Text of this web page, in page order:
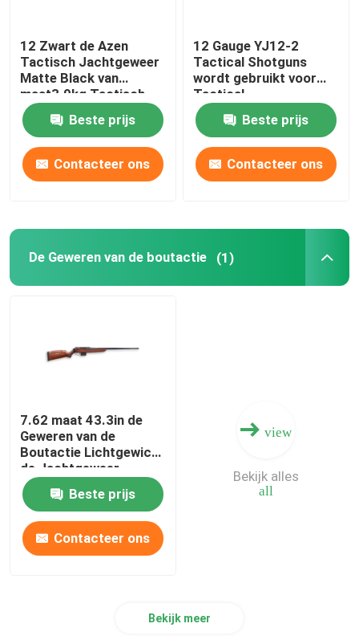
De Geweren van de boutactie
Semi Automatische Geweren
Jachtgeweren over en onder
Kanonoptica
12 Zwart de Azen
Tactisch Jachtgeweer
Matte Black van
maat3.9kg Tactisch
Jachtgeweren
Beste prijs
Contacteer ons
12 Gauge YJ12-2
Tactical Shotguns
wordt gebruikt voor
Tactical
Beste prijs
Contacteer ons
De Geweren van de boutactie (1)
7.62 maat 43.3in de
Geweren van de
Boutactie Lichtgewicht
de Jachtgeweer
Beste prijs
Contacteer ons
view
all
Bekijk alles
Bekijk meer